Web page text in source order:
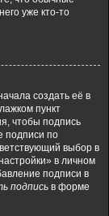
уже кто-то
создать её в
пункт
чтобы подпись
подписи по
выбор в
в личном
подписи в
подпись в форме